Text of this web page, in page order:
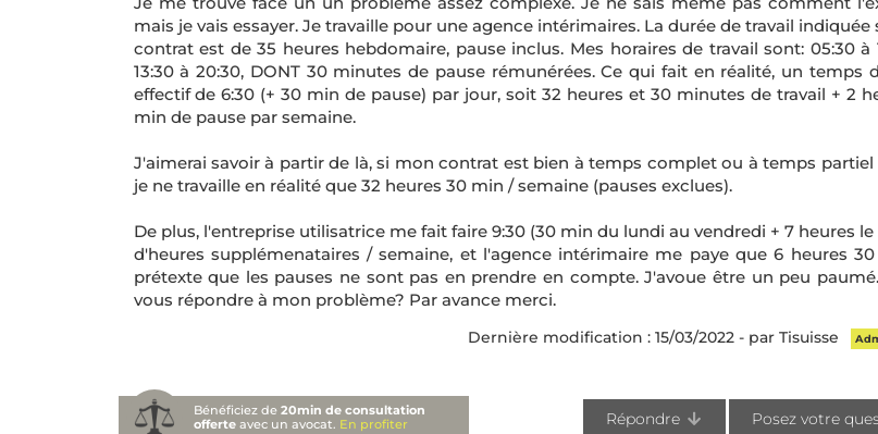
mais je vais essayer. Je travaille pour une agence intérimaires. La durée de travail indiquée
contrat est de 35 heures hebdomaire, pause inclus. Mes horaires de travail sont: 05:30 à
13:30 à 20:30, DONT 30 minutes de pause rémunérées. Ce qui fait en réalité, un temps
effectif de 6:30 (+ 30 min de pause) par jour, soit 32 heures et 30 minutes de travail + 2
min de pause par semaine.
J'aimerai savoir à partir de là, si mon contrat est bien à temps complet ou à temps partiel
je ne travaille en réalité que 32 heures 30 min / semaine (pauses exclues).
De plus, l'entreprise utilisatrice me fait faire 9:30 (30 min du lundi au vendredi + 7 heures le
d'heures supplémenataires / semaine, et l'agence intérimaire me paye que 6 heures
prétexte que les pauses ne sont pas en prendre en compte. J'avoue être un peu
vous répondre à mon problème? Par avance merci.
Dernière modification : 15/03/2022 - par Tisuisse
Bénéficiez de20min de consultation
offerte avec un avocat. En profiter Répondre Posez votre